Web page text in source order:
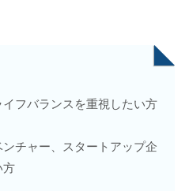
フバランスを重視したい方
チャー、スタートアップ企
方